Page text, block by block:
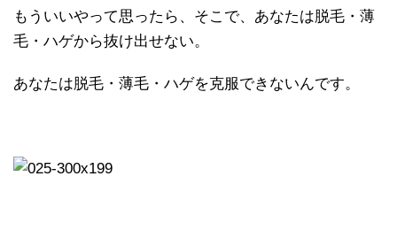
もういいやって思ったら、そこで、あなたは脱毛・薄
毛・ハゲから抜け出せない。
あなたは脱毛・薄毛・ハゲを克服できないんです。